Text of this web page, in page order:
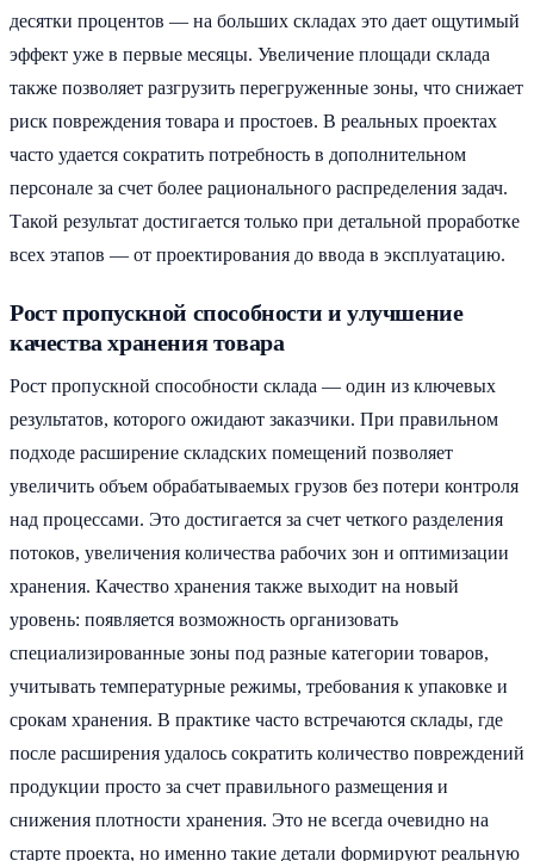
десятки процентов — на больших складах это дает ощутимый
эффект уже в первые месяцы. Увеличение площади склада
также позволяет разгрузить перегруженные зоны, что снижает
риск повреждения товара и простоев. В реальных проектах
часто удается сократить потребность в дополнительном
персонале за счет более рационального распределения задач.
Такой результат достигается только при детальной проработке
всех этапов — от проектирования до ввода в эксплуатацию.
Рост пропускной способности и улучшение
качества хранения товара
Рост пропускной способности склада — один из ключевых
результатов, которого ожидают заказчики. При правильном
подходе расширение складских помещений позволяет
увеличить объем обрабатываемых грузов без потери контроля
над процессами. Это достигается за счет четкого разделения
потоков, увеличения количества рабочих зон и оптимизации
хранения. Качество хранения также выходит на новый
уровень: появляется возможность организовать
специализированные зоны под разные категории товаров,
учитывать температурные режимы, требования к упаковке и
срокам хранения. В практике часто встречаются склады, где
после расширения удалось сократить количество повреждений
продукции просто за счет правильного размещения и
снижения плотности хранения. Это не всегда очевидно на
старте проекта, но именно такие детали формируют реальную